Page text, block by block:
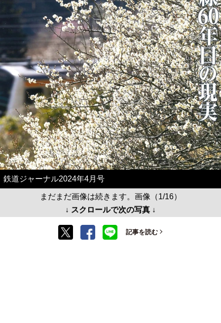
鉄道ジャーナル2024年4月号
まだまだ画像は続きます。画像（1/16）
↓ スクロールで次の写真 ↓
記事を読む